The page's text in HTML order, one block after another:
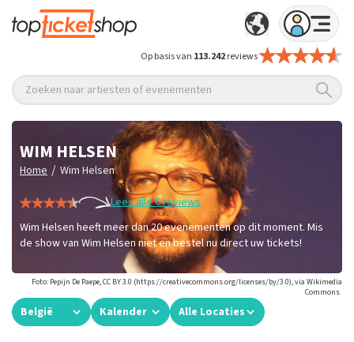
Op basis van 113.242reviews
Zoeken naar artiesten of evenementen
WIM HELSEN
Home / Wim Helsen
Lees alle 6 reviews
Wim Helsen heeft meer dan 20 evenementen op dit moment. Mis
de show van Wim Helsen niet en bestel nu direct uw tickets!
Foto: Pepijn De Paepe, CC BY 3.0 (https://creativecommons.org/licenses/by/3.0), via Wikimedia
Commons
België Kalender Alle Locaties